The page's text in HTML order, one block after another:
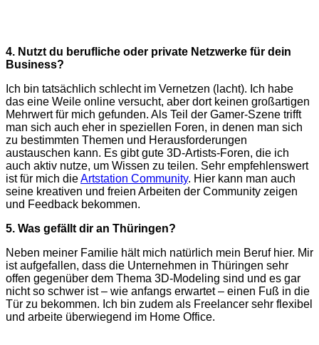
4. Nutzt du berufliche oder private Netzwerke für dein
Business?
Ich bin tatsächlich schlecht im Vernetzen (lacht). Ich habe
das eine Weile online versucht, aber dort keinen großartigen
Mehrwert für mich gefunden. Als Teil der Gamer-Szene trifft
man sich auch eher in speziellen Foren, in denen man sich
zu bestimmten Themen und Herausforderungen
austauschen kann. Es gibt gute 3D-Artists-Foren, die ich
auch aktiv nutze, um Wissen zu teilen. Sehr empfehlenswert
ist für mich dieArtstation Community. Hier kann man auch
seine kreativen und freien Arbeiten der Community zeigen
und Feedback bekommen.
5. Was gefällt dir an Thüringen?
Neben meiner Familie hält mich natürlich mein Beruf hier. Mir
ist aufgefallen, dass die Unternehmen in Thüringen sehr
offen gegenüber dem Thema 3D-Modeling sind und es gar
nicht so schwer ist – wie anfangs erwartet – einen Fuß in die
Tür zu bekommen. Ich bin zudem als Freelancer sehr flexibel
und arbeite überwiegend im Home Office.